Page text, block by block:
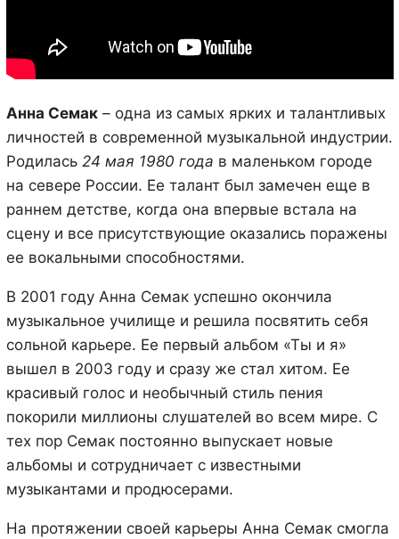
Анна Семак– одна из самых ярких и талантливых
личностей в современной музыкальной индустрии.
Родилась 24 мая 1980 года в маленьком городе
на севере России. Ее талант был замечен еще в
раннем детстве, когда она впервые встала на
сцену и все присутствующие оказались поражены
ее вокальными способностями.
В 2001 году Анна Семак успешно окончила
музыкальное училище и решила посвятить себя
сольной карьере. Ее первый альбом «Ты и я»
вышел в 2003 году и сразу же стал хитом. Ее
красивый голос и необычный стиль пения
покорили миллионы слушателей во всем мире. С
тех пор Семак постоянно выпускает новые
альбомы и сотрудничает с известными
музыкантами и продюсерами.
На протяжении своей карьеры Анна Семак смогла